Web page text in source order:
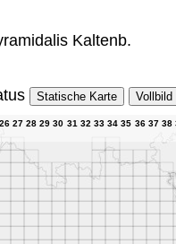
Kaltenb.
Statische Karte Vollbild